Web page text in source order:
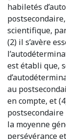
habiletés
scientifique,
(2) il s’avère
est établi que,
au
en compte, et
postsecondaire
la moyenne
persévérance